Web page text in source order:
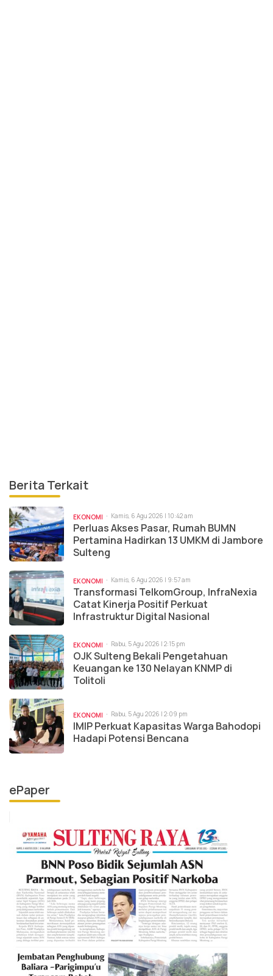
Berita Terkait
EKONOMI Kamis, 6 Agu 2026 | 10:42 am
Perluas Akses Pasar, Rumah BUMN
Pertamina Hadirkan 13 UMKM di Jambore
Sulteng
EKONOMI Kamis, 6 Agu 2026 | 9:57 am
Transformasi TelkomGroup, InfraNexia
Catat Kinerja Positif Perkuat
Infrastruktur Digital Nasional
EKONOMI Rabu, 5 Agu 2026 | 2:15 pm
OJK Sulteng Bekali Pengetahuan
Keuangan ke 130 Nelayan KNMP di
Tolitoli
EKONOMI Rabu, 5 Agu 2026 | 2:09 pm
IMIP Perkuat Kapasitas Warga Bahodopi
Hadapi Potensi Bencana
ePaper